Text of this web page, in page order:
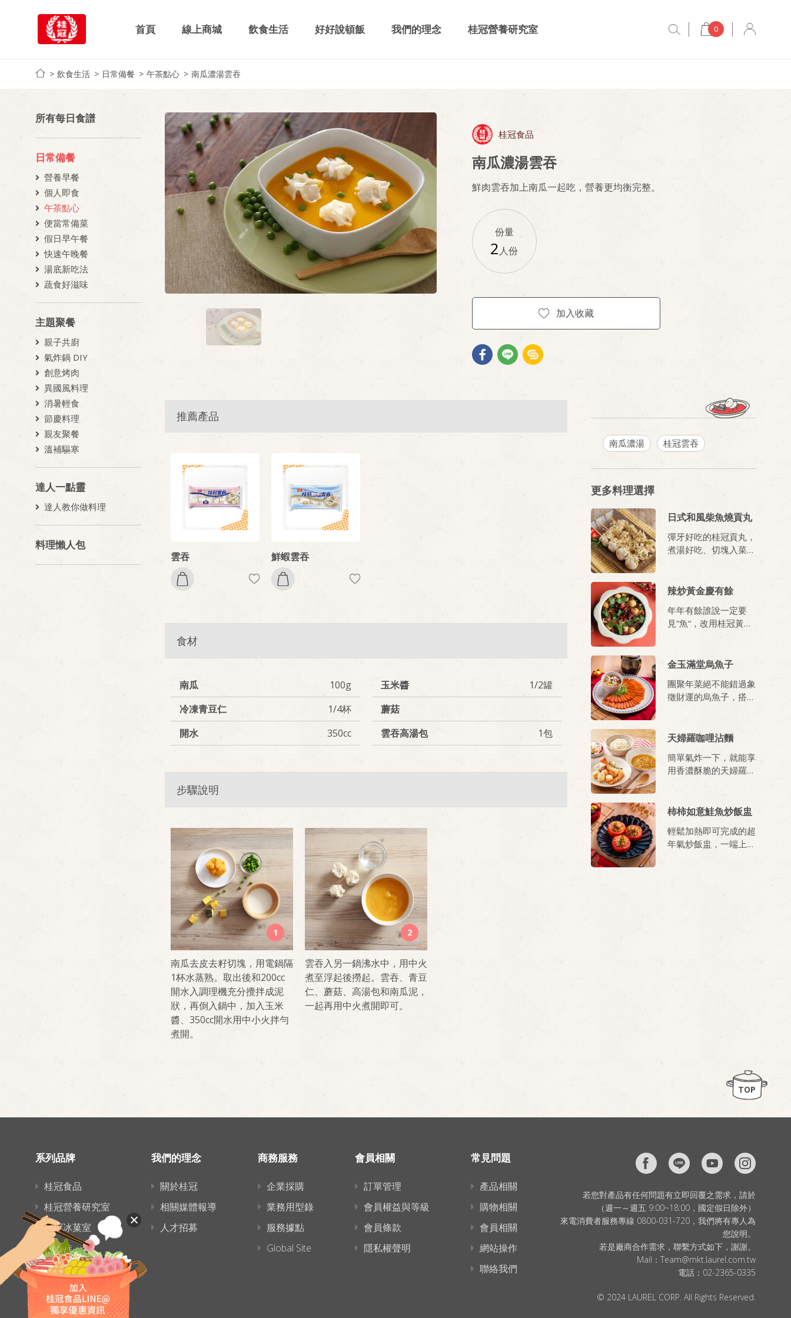
首頁 線上商城 飲食生活 好好說頓飯 我們的理念 桂冠營養研究室 0
飲食生活 日常備餐 午茶點心 南瓜濃湯雲吞
所有每日食譜
日常備餐
營養早餐
個人即食
午茶點心
便當常備菜
假日早午餐
快速午晚餐
湯底新吃法
蔬食好滋味
主題聚餐
親子共廚
氣炸鍋 DIY
創意烤肉
異國風料理
消暑輕食
節慶料理
親友聚餐
溫補驅寒
達人一點靈
達人教你做料理
料理懶人包
桂冠食品
南瓜濃湯雲吞
鮮肉雲吞加上南瓜一起吃，營養更均衡完整。
份量
2人份
加入收藏
推薦產品
雲吞 鮮蝦雲吞
食材
南瓜 100g 玉米醬
1/2罐
冷凍青豆仁
1/4杯
蘑菇
開水
350cc 雲吞高湯包 1包
步驟說明
1
南瓜去皮去籽切塊，用電鍋隔
1杯水蒸熟。取出後和200cc
開水入調理機充分攪拌成泥
狀，再倒入鍋中，加入玉米
醬、350cc開水用中小火拌勻
煮開。
2
雲吞入另一鍋沸水中，用中火
煮至浮起後撈起。雲吞、青豆
仁、蘑菇、高湯包和南瓜泥，
一起再用中火煮開即可。
南瓜濃湯 桂冠雲吞
更多料理選擇
日式和風柴魚燒貢丸
彈牙好吃的桂冠貢丸，
煮湯好吃、切塊入菜天
辣炒黃金慶有餘
年年有餘誰說一定要
見”魚“，改用桂冠黃金
魚蛋，別有一番好滋
開胃下飯，冷冷的除夕
金玉滿堂烏魚子
團聚年菜絕不能錯過象
徵財運的烏魚子，搭配
淋）收穫滿滿！
天婦羅咖哩沾麵
簡單氣炸一下，就能享
用香濃酥脆的天婦羅，
柿柿如意鮭魚炒飯盅
輕鬆加熱即可完成的超
年氣炒飯盅，一端上桌
TOP
系列品牌
桂冠食品
桂冠營養研究室
桂冠冰菓室
愛麵族
我們的理念
關於桂冠
相關媒體報導
人才招募
商務服務
企業採購
業務用型錄
服務據點
Global Site
會員相關
訂單管理
會員權益與等級
會員條款
隱私權聲明
常見問題
產品相關
購物相關
會員相關
網站操作
聯絡我們
若您對產品有任何問題有立即回覆之需求，請於
（週一～週五 9:00~18:00，國定假日除外）
來電消費者服務專線 0800-031-720，我們將有專人為
您說明。
若是廠商合作需求，聯繫方式如下，謝謝。
Mail： Team@mkt.laurel.com.tw
電話： 02-2365-0335
© 2024 LAUREL CORP. All Rights Reserved.